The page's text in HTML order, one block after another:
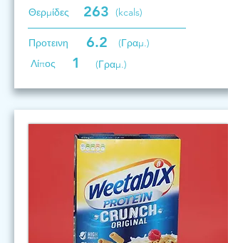
Θερμίδες 263 (kcals)
Προτεινη 6.2
(Γραμ.)
Λίπος
1 (Γραμ.)